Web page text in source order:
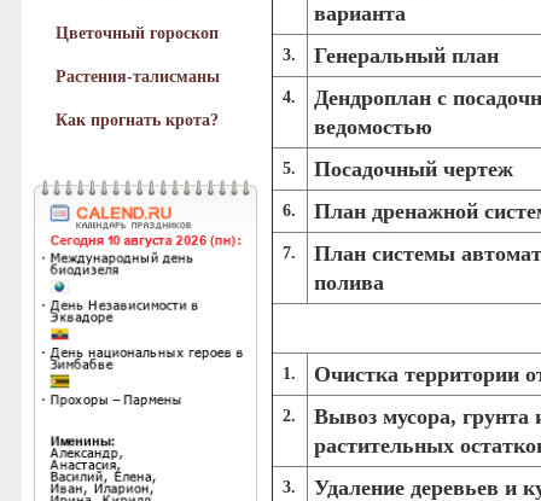
Цветочный гороскоп
Растения-талисманы
Как прогнать крота?
варианта
3. Генеральный план
4.
Дендроплан с
ведомостью
5. Посадочный чертеж
6. План дренажной
7.
План системы
полива
1. Очистка территории
2.
Вывоз мусора, грунта
растительных
3.
Удаление деревьев и